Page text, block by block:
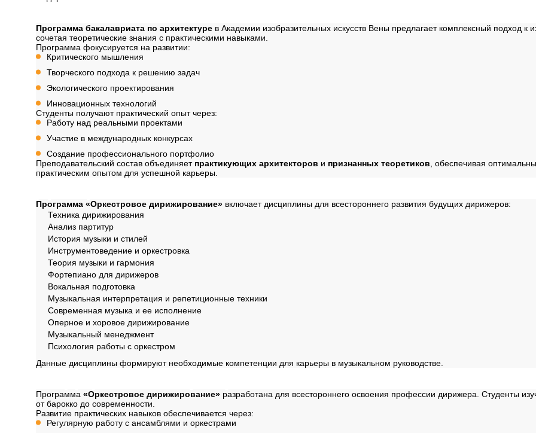
Программа бакалавриата по архитектурев Академии изобразительных искусств Вены предлагает комплексный подход к
сочетая теоретические знания с практическими навыками.
Программа фокусируется на развитии:
Критического мышления
Творческого подхода к решению задач
Экологического проектирования
Инновационных технологий
Студенты получают практический опыт через:
Работу над реальными проектами
Участие в международных конкурсах
Создание профессионального портфолио
Преподавательский состав объединяет практикующих архитекторов и признанных теоретиков , обеспечивая
практическим опытом для успешной карьеры.
Программа «Оркестровое дирижирование»включает дисциплины для всестороннего развития будущих дирижеров:
Техника дирижирования
Анализ партитур
История музыки и стилей
Инструментоведение и оркестровка
Теория музыки и гармония
Фортепиано для дирижеров
Вокальная подготовка
Музыкальная интерпретация и репетиционные техники
Современная музыка и ее исполнение
Оперное и хоровое дирижирование
Музыкальный менеджмент
Психология работы с оркестром
Данные дисциплины формируют необходимые компетенции для карьеры в музыкальном руководстве.
Программа «Оркестровое дирижирование»разработана для всестороннего освоения профессии дирижера. Студенты
от барокко до современности.
Развитие практических навыков обеспечивается через:
Регулярную работу с ансамблями и оркестрами